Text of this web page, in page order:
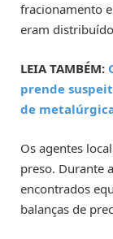
fracionamento
eram
LEIA TAMBÉM:
prende
de
Os agentes
preso. Durante
encontrados
balanças de